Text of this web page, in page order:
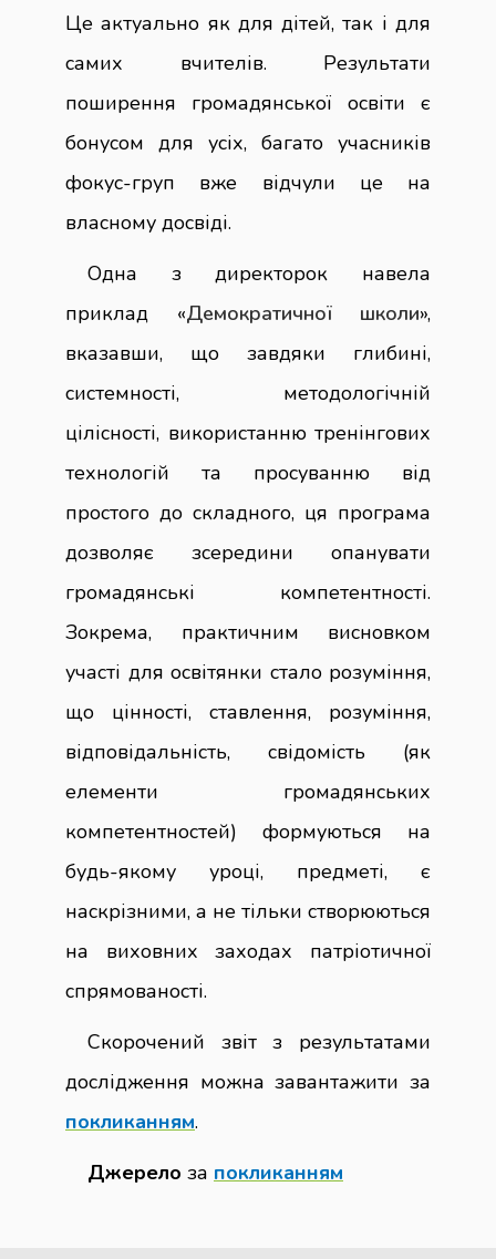
Це актуально як для дітей, так і для
самих вчителів. Результати
поширення громадянської освіти є
бонусом для усіх, багато учасників
фокус-груп вже відчули це на
власному досвіді.
Одна з директорок навела
приклад «Демократичної школи»,
вказавши, що завдяки глибині,
системності, методологічній
цілісності, використанню тренінгових
технологій та просуванню від
простого до складного, ця програма
дозволяє зсередини опанувати
громадянські компетентності.
Зокрема, практичним висновком
участі для освітянки стало розуміння,
що цінності, ставлення, розуміння,
відповідальність, свідомість (як
елементи громадянських
компетентностей) формуються на
будь-якому уроці, предметі, є
наскрізними, а не тільки створюються
на виховних заходах патріотичної
спрямованості.
Скорочений звіт з результатами
дослідження можна завантажити за
покликанням.
Джерело за покликанням